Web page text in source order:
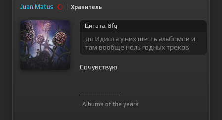
Juan Matus Хранитель
Цитата: Bfg
до Идиота у них шесть альбомов и
там вообще ноль годных треков
Сочувствую
--------------------
Albums of the years